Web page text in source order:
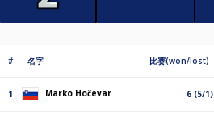
# 名字 比赛(won/lost)
1 Marko Hočevar 6 (5/1)